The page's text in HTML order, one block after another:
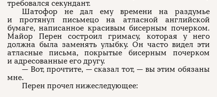
требовался секундант.
Шатофор не дал ему времени на раздумье
и протянул письмецо на атласной английской
бумаге, написанное красивым бисерным почерком.
Майор Перен состроил гримасу, которая у него
должна была заменять улыбку. Он часто видел эти
атласные письма, покрытые бисерным почерком
и адресованные его другу.
— Вот, прочтите, — сказал тот, — вы этим обязаны
мне.
Перен прочел нижеследующее: